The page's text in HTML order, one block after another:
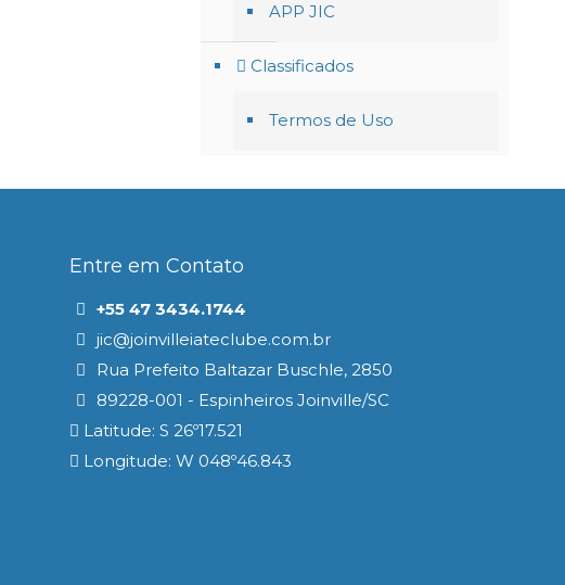
APP JIC
Classificados
Termos de Uso
Entre em Contato
+55 47 3434.1744
jic@joinvilleiateclube.com.br
Rua Prefeito Baltazar Buschle, 2850
89228-001 - Espinheiros Joinville/SC
Latitude: S 26º17.521
Longitude: W 048º46.843